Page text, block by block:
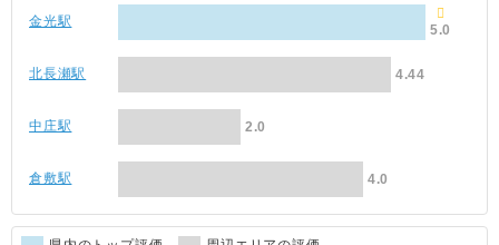
金光駅
5.0
北長瀬駅 4.44
中庄駅 2.0
倉敷駅 4.0